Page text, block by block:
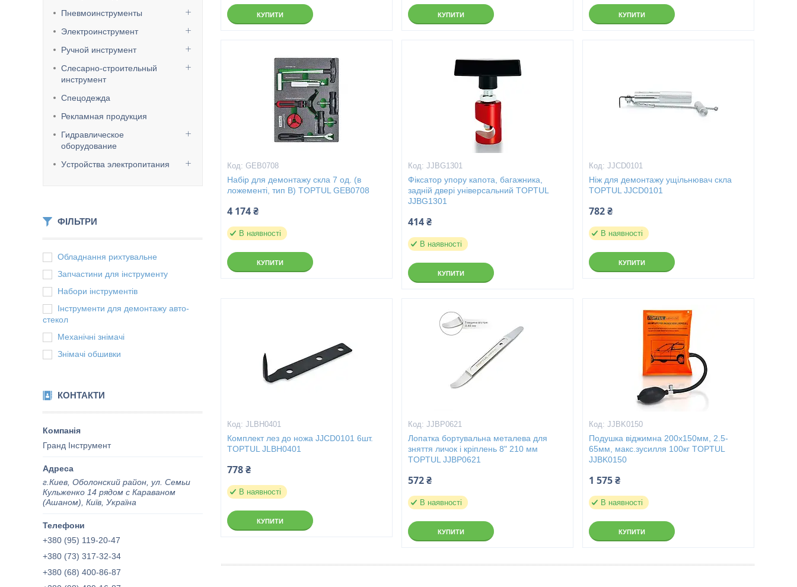
Пневмоинструменты
Электроинструмент
Ручной инструмент
Слесарно-строительный
инструмент
Спецодежда
Рекламная продукция
Гидравлическое
оборудование
Уcтpoйcтвa элeктpoпитaния
ФІЛЬТРИ
Обладнання рихтувальне
Запчастини для інструменту
Набори інструментів
Інструменти для демонтажу авто-
стекол
Механічні знімачі
Знімачі обшивки
КОНТАКТИ
Гранд Інструмент
г.Киев, Оболонский район, ул. Семьи
Кульженко 14 рядом с Караваном
(Ашаном), Київ, Україна
+380 (95) 119-20-47
+380 (73) 317-32-34
+380 (68) 400-86-87
КУПИТИ КУПИТИ КУПИТИ
GEB0708
Набір для демонтажу скла 7 од. (в
ложементі, тип B) TOPTUL GEB0708
4 174 ₴
В наявності
КУПИТИ
JJBG1301
Фіксатор упору капота, багажника,
задній двері універсальний TOPTUL
JJBG1301
414 ₴
В наявності
КУПИТИ
JJCD0101
Ніж для демонтажу ущільнювач скла
TOPTUL JJCD0101
782 ₴
В наявності
КУПИТИ
JLBH0401
Комплект лез до ножа JJCD0101 6шт.
TOPTUL JLBH0401
778 ₴
В наявності
КУПИТИ
JJBP0621
Лопатка бортувальна металева для
зняття личок і кріплень 8" 210 мм
TOPTUL JJBP0621
572 ₴
В наявності
КУПИТИ
JJBK0150
Подушка віджимна 200x150мм, 2.5-
65мм, макс.зусилля 100кг TOPTUL
JJBK0150
1 575 ₴
В наявності
КУПИТИ